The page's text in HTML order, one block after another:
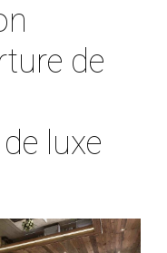
de
luxe